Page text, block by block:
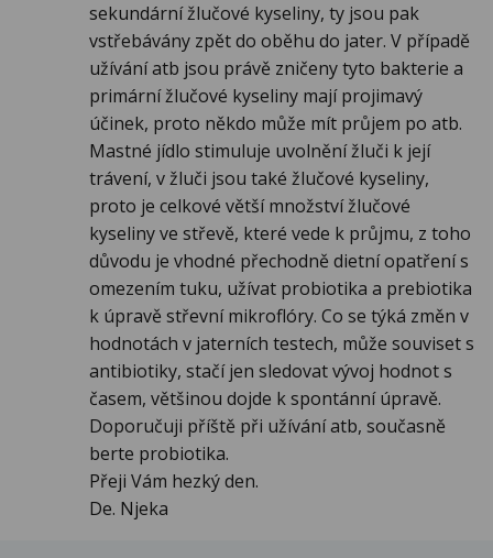
sekundární žlučové kyseliny, ty jsou pak
vstřebávány zpět do oběhu do jater. V případě
užívání atb jsou právě zničeny tyto bakterie a
primární žlučové kyseliny mají projimavý
účinek, proto někdo může mít průjem po atb.
Mastné jídlo stimuluje uvolnění žluči k její
trávení, v žluči jsou také žlučové kyseliny,
proto je celkové větší množství žlučové
kyseliny ve střevě, které vede k průjmu, z toho
důvodu je vhodné přechodně dietní opatření s
omezením tuku, užívat probiotika a prebiotika
k úpravě střevní mikroflóry. Co se týká změn v
hodnotách v jaterních testech, může souviset s
antibiotiky, stačí jen sledovat vývoj hodnot s
časem, většinou dojde k spontánní úpravě.
Doporučuji příště při užívání atb, současně
berte probiotika.
Přeji Vám hezký den.
De. Njeka